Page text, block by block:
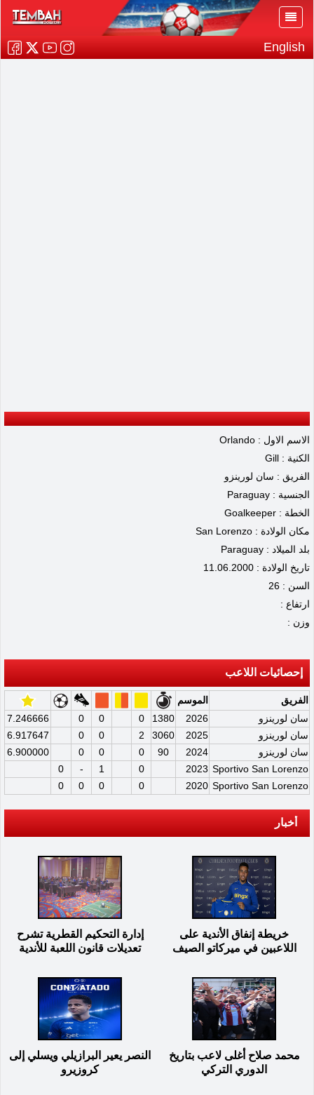
English
الاسم الاول : Orlando
الكنية : Gill
الفريق : سان لورينزو
الجنسية : Paraguay
الخطة : Goalkeeper
مكان الولادة : San Lorenzo
بلد الميلاد : Paraguay
تاريخ الولادة : 11.06.2000
السن : 26
ارتفاع :
وزن :
إحصائيات اللاعب
الفريق
الموسم
سان لورينزو
2026
1380
0
0
0
7.246666
سان لورينزو
2025
3060
2
0
0
6.917647
سان لورينزو
2024
90
0
0
0
6.900000
Sportivo San Lorenzo
2023
0
1
-
0
Sportivo San Lorenzo
2020
0
0
0
0
أخبار
خريطة إنفاق الأندية على
اللاعبين في ميركاتو الصيف
إدارة التحكيم القطرية تشرح
تعديلات قانون اللعبة للأندية
محمد صلاح أغلى لاعب بتاريخ
الدوري التركي
النصر يعير البرازيلي ويسلي إلى
كروزيرو